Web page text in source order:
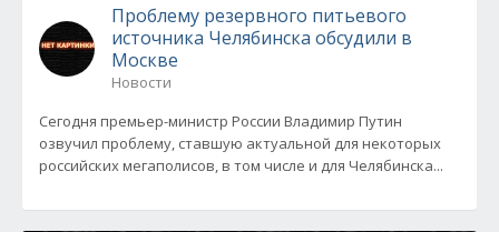
Проблему резервного питьевого
источника Челябинска обсудили в
Москве
Новости
Сегодня премьер-министр России Владимир Путин
озвучил проблему, ставшую актуальной для некоторых
российских мегаполисов, в том числе и для Челябинска...